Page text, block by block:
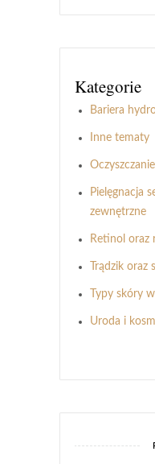
Kategorie
Bariera
Inne tematy
Pielęgnacja
zewnętrzne
Retinol oraz
Trądzik
Typy skóry
Uroda i